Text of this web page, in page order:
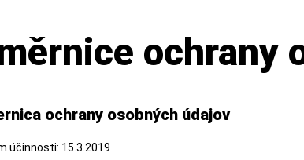
ochrany
ochrany osobných údajov
účinnosti: 15.3.2019